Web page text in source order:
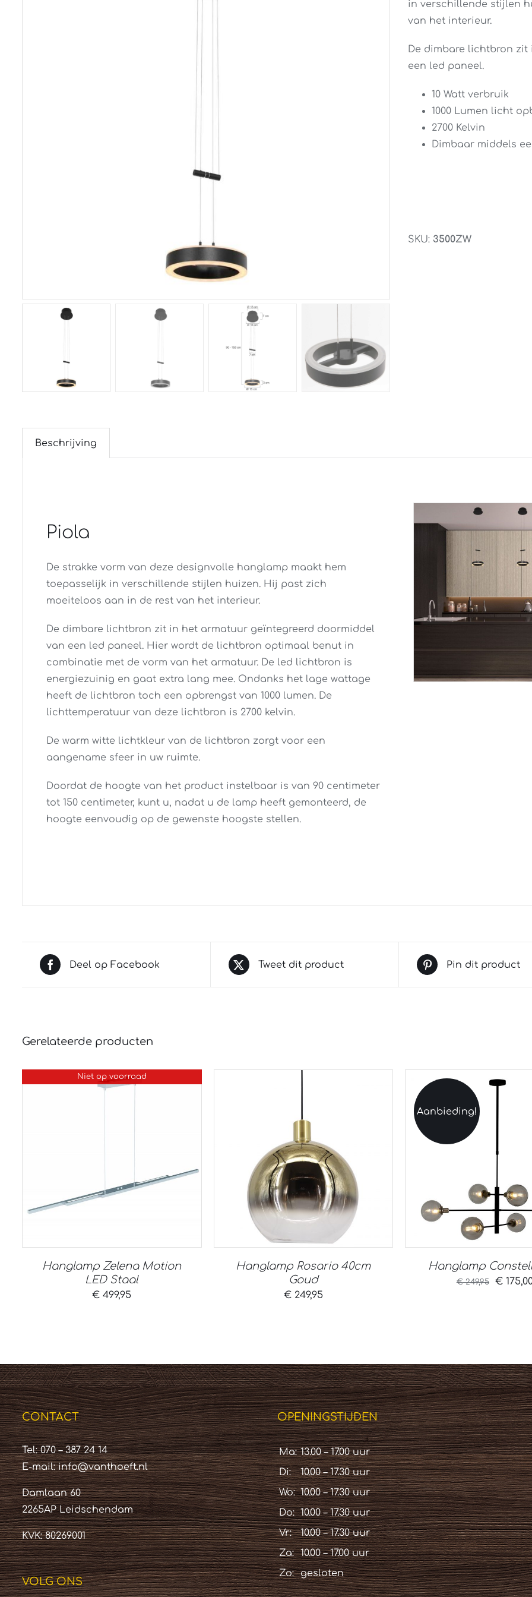
in verschillende stijlen
van het interieur.
De dimbare lichtbron
een led paneel.
10 Watt verbruik
1000 Lumen licht
2700 Kelvin
Dimbaar middels
SKU: 3500ZW
Beschrijving
Piola
De strakke vorm van deze designvolle hanglamp maakt hem
toepasselijk in verschillende stijlen huizen. Hij past zich
moeiteloos aan in de rest van het interieur.
De dimbare lichtbron zit in het armatuur geïntegreerd doormiddel
van een led paneel. Hier wordt de lichtbron optimaal benut in
combinatie met de vorm van het armatuur. De led lichtbron is
energiezuinig en gaat extra lang mee. Ondanks het lage wattage
heeft de lichtbron toch een opbrengst van 1000 lumen. De
lichttemperatuur van deze lichtbron is 2700 kelvin.
De warm witte lichtkleur van de lichtbron zorgt voor een
aangename sfeer in uw ruimte.
Doordat de hoogte van het product instelbaar is van 90 centimeter
tot 150 centimeter, kunt u, nadat u de lamp heeft gemonteerd, de
hoogte eenvoudig op de gewenste hoogste stellen.
Deel op Facebook Tweet dit product Pin dit product
Gerelateerde producten
Niet op voorraad
Hanglamp Zelena Motion
LED Staal
€ 499,95
Hanglamp Rosario 40cm
Goud
€249,95
Aanbieding!
Hanglamp
€249,95 €
CONTACT
Tel: 070 – 387 24 14
E-mail:info@vanthoeft.nl
Damlaan 60
2265AP Leidschendam
KVK: 80269001
VOLG ONS
OPENINGSTIJDEN
Ma: 13.00 – 17.00 uur
Di:
10.00 – 17.30 uur
Wo: 10.00 – 17.30 uur
Do: 10.00 – 17.30 uur
Vr:
10.00 – 17.30 uur
Za:
10.00 – 17.00 uur
Zo:
gesloten